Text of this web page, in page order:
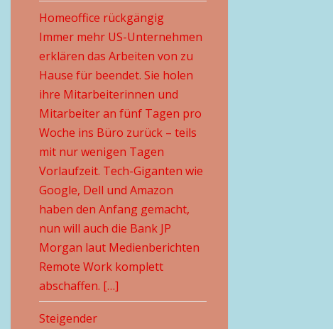
Homeoffice rückgängig
Immer mehr US-Unternehmen
erklären das Arbeiten von zu
Hause für beendet. Sie holen
ihre Mitarbeiterinnen und
Mitarbeiter an fünf Tagen pro
Woche ins Büro zurück – teils
mit nur wenigen Tagen
Vorlaufzeit. Tech-Giganten wie
Google, Dell und Amazon
haben den Anfang gemacht,
nun will auch die Bank JP
Morgan laut Medienberichten
Remote Work komplett
abschaffen. […]
Steigender